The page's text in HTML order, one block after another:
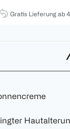
Gratis Lieferung ab